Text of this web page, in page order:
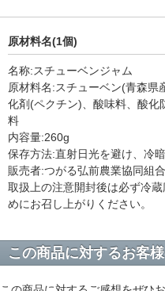
原材料名(1個)
名称:スチューベンジャム
原材料名:スチューベン(青森県
化剤(ペクチン)、酸味料、酸化
料
内容量:260g
保存方法:直射日光を避け、冷
販売者:つがる弘前農業協同組合
取扱上の注意開封後は必ず冷
めにお召し上がりください。
この商品に対するお客